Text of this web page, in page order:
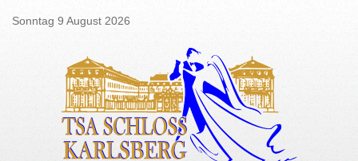
Sonntag 9 August 2026